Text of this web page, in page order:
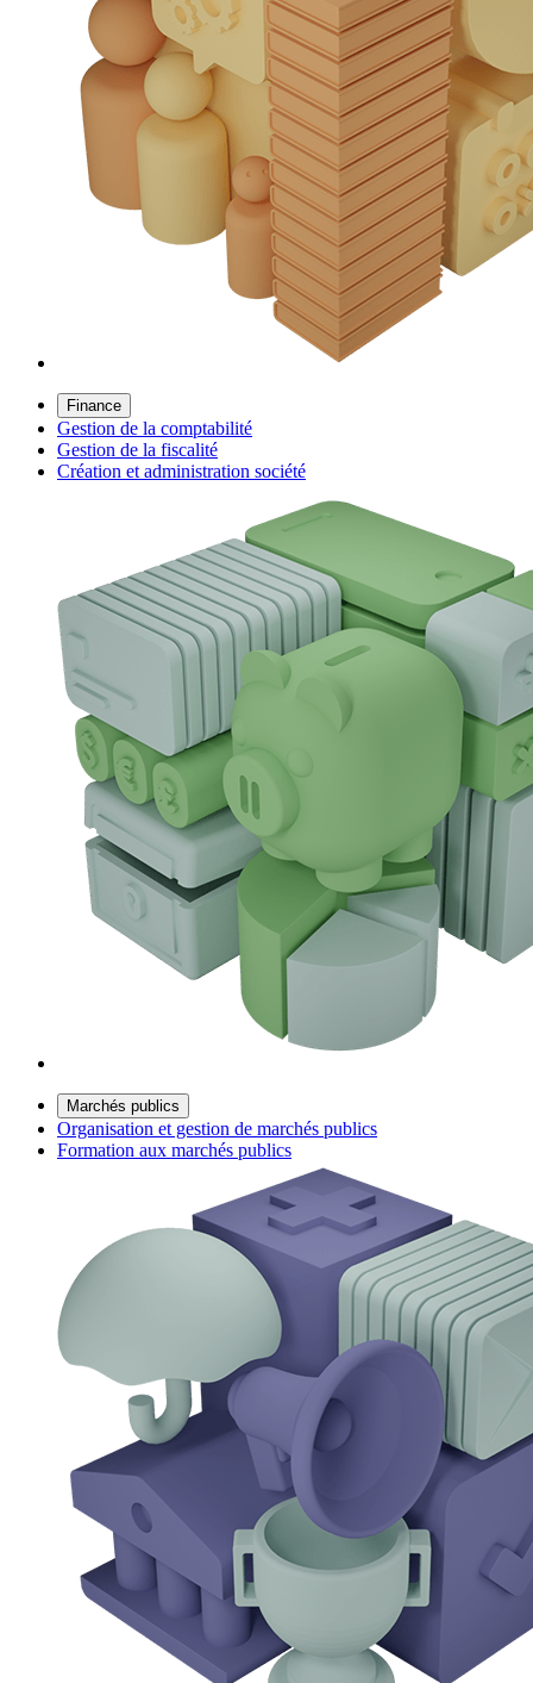
Finance
Gestion de la comptabilité
Gestion de la fiscalité
Création et administration société
Marchés publics
Organisation et gestion de marchés publics
Formation aux marchés publics